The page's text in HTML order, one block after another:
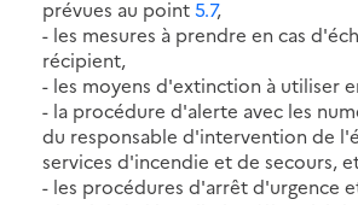
prévues au point5.7,
- les mesures à prendre en cas
récipient,
- les moyens d'extinction à utiliser
- la procédure d'alerte avec les
du responsable d'intervention de
services d'incendie et de secours,
- les procédures d'arrêt d'urgence